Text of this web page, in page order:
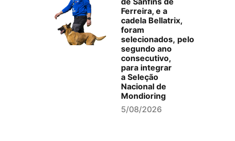
Ferreira, e a
cadela Bellatrix,
foram
selecionados, pelo
segundo ano
consecutivo,
para integrar
a Seleção
Nacional de
Mondioring
5/08/2026